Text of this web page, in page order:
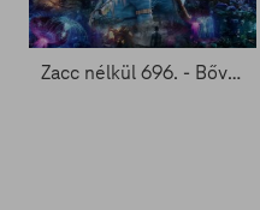
Zacc nélkül 696. - Bővülőben az Avatar család, Deadshot pedig a múltba vész